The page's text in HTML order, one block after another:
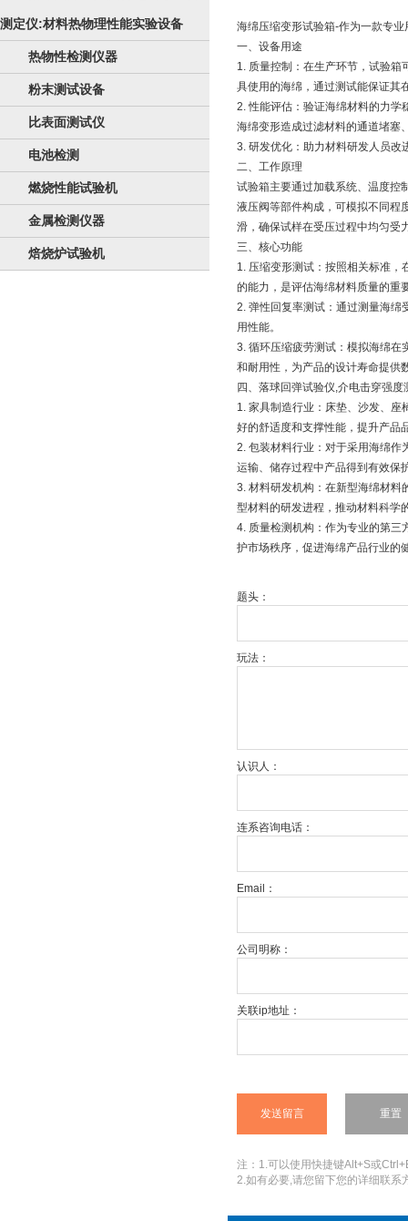
测定仪:材料热物理性能实验设备
热物性检测仪器
粉末测试设备
比表面测试仪
电池检测
燃烧性能试验机
金属检测仪器
焙烧炉试验机
海绵压缩变形试验箱-作为一款专
一、设备用途
1. 质量控制：在生产环节，试验
具使用的海绵，通过测试能保证其
2. 性能评估：验证海绵材料的力学
海绵变形造成过滤材料的通道堵塞
3. 研发优化：助力材料研发人员改
二、工作原理
试验箱主要通过加载系统、温度控
液压阀等部件构成，可模拟不同程
滑，确保试样在受压过程中均匀受
三、核心功能
1. 压缩变形测试：按照相关标准
的能力，是评估海绵材料质量的重
2. 弹性回复率测试：通过测量海绵
用性能。
3. 循环压缩疲劳测试：模拟海绵在
和耐用性，为产品的设计寿命提供
四、落球回弹试验仪,介电击穿强度
1. 家具制造行业：床垫、沙发、
好的舒适度和支撑性能，提升产品
2. 包装材料行业：对于采用海绵作
运输、储存过程中产品得到有效保
3. 材料研发机构：在新型海绵材料
型材料的研发进程，推动材料科学
4. 质量检测机构：作为专业的第三
护市场秩序，促进海绵产品行业的
题头：
玩法：
认识人：
连系咨询电话：
Email：
公司明称：
关联ip地址：
注：1.可以使用快捷键Alt+S或
2.如有必要,请您留下您的详细联系